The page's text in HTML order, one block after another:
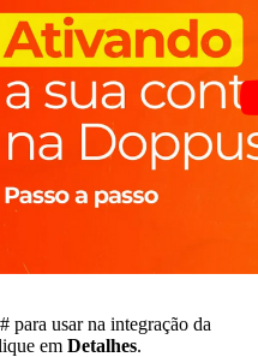
para usar na integração da
em Detalhes.